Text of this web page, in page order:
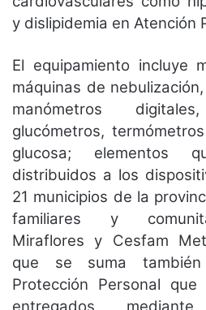
y dislipidemia en Atención
El equipamiento incluye
máquinas de
manómetros
glucómetros,
glucosa; elementos
distribuidos a los
21 municipios de la
familiares y
Miraflores y Cesfam
que se suma
Protección Personal
entregados